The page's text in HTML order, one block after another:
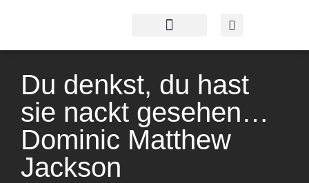
Du denkst, du hast
sie nackt gesehen…
Dominic Matthew
Jackson